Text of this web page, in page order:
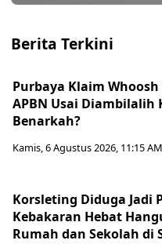
Berita Terkini
Purbaya Klaim Whoosh
APBN Usai Diambilalih
Benarkah?
Kamis, 6 Agustus 2026, 11:15 AM
Korsleting Diduga Jadi
Kebakaran Hebat
Rumah dan Sekolah di